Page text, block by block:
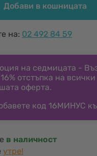
Добави в кошницата
на: 02 492 84 59
на седмицата -
отстъпка на
оферта.
код 16МИНУС
в наличност
утре!